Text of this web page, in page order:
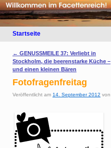
Startseite
Artikelnavigation
← GENUSSMEILE 37: Verliebt in
Stockholm, die beerenstarke Küche –
und einen kleinen Bären
Fotofragenfreitag
Veröffentlicht am 14. September 2012 von